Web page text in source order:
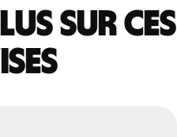
sur ces